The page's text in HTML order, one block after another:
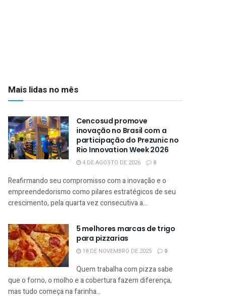
Mais lidas no mês
Cencosud promove
inovação no Brasil com a
participação do Prezunic no
Rio Innovation Week 2026
4 DE AGOSTO DE 2026 0
Reafirmando seu compromisso com a inovação e o
empreendedorismo como pilares estratégicos de seu
crescimento, pela quarta vez consecutiva a...
5 melhores marcas de trigo
para pizzarias
18 DE NOVEMBRO DE 2025 0
Quem trabalha com pizza sabe
que o forno, o molho e a cobertura fazem diferença,
mas tudo começa na farinha...